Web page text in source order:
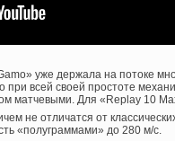
уже держала на потоке
всей своей простоте
матчевыми. Для «Replay 10
не отличатся от
«полуграммами» до 280 м/с.